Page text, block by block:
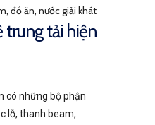
đồ ăn, nước giải khát
trung tải hiện
có những bộ phận
lỗ, thanh beam,